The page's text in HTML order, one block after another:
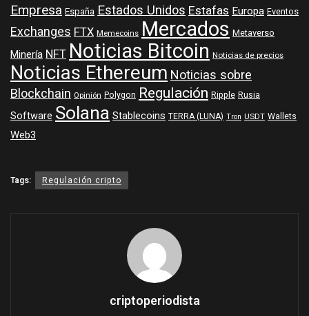
Empresa España Estados UnidosEstafasEuropa Eventos
ExchangesFTX Memecoins Mercados Metaverso
MineríaNFTNoticias Bitcoin Noticias de precios
Noticias EthereumNoticias sobre
Blockchain Opinión Polygon Regulación Ripple Rusia
Software SolanaStablecoins TERRA (LUNA) Tron USDT Wallets
Web3
Tags: Regulación cripto
criptoperiodista